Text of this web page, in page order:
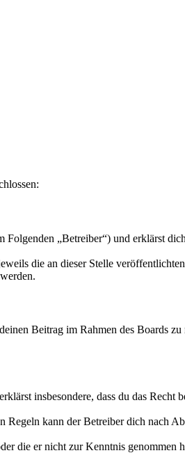
„Betreiber“) und erklärst
die an dieser Stelle
Beitrag im Rahmen des Boards zu
insbesondere, dass du das Recht
Regeln kann der Betreiber dich nach
die er nicht zur Kenntnis genommen